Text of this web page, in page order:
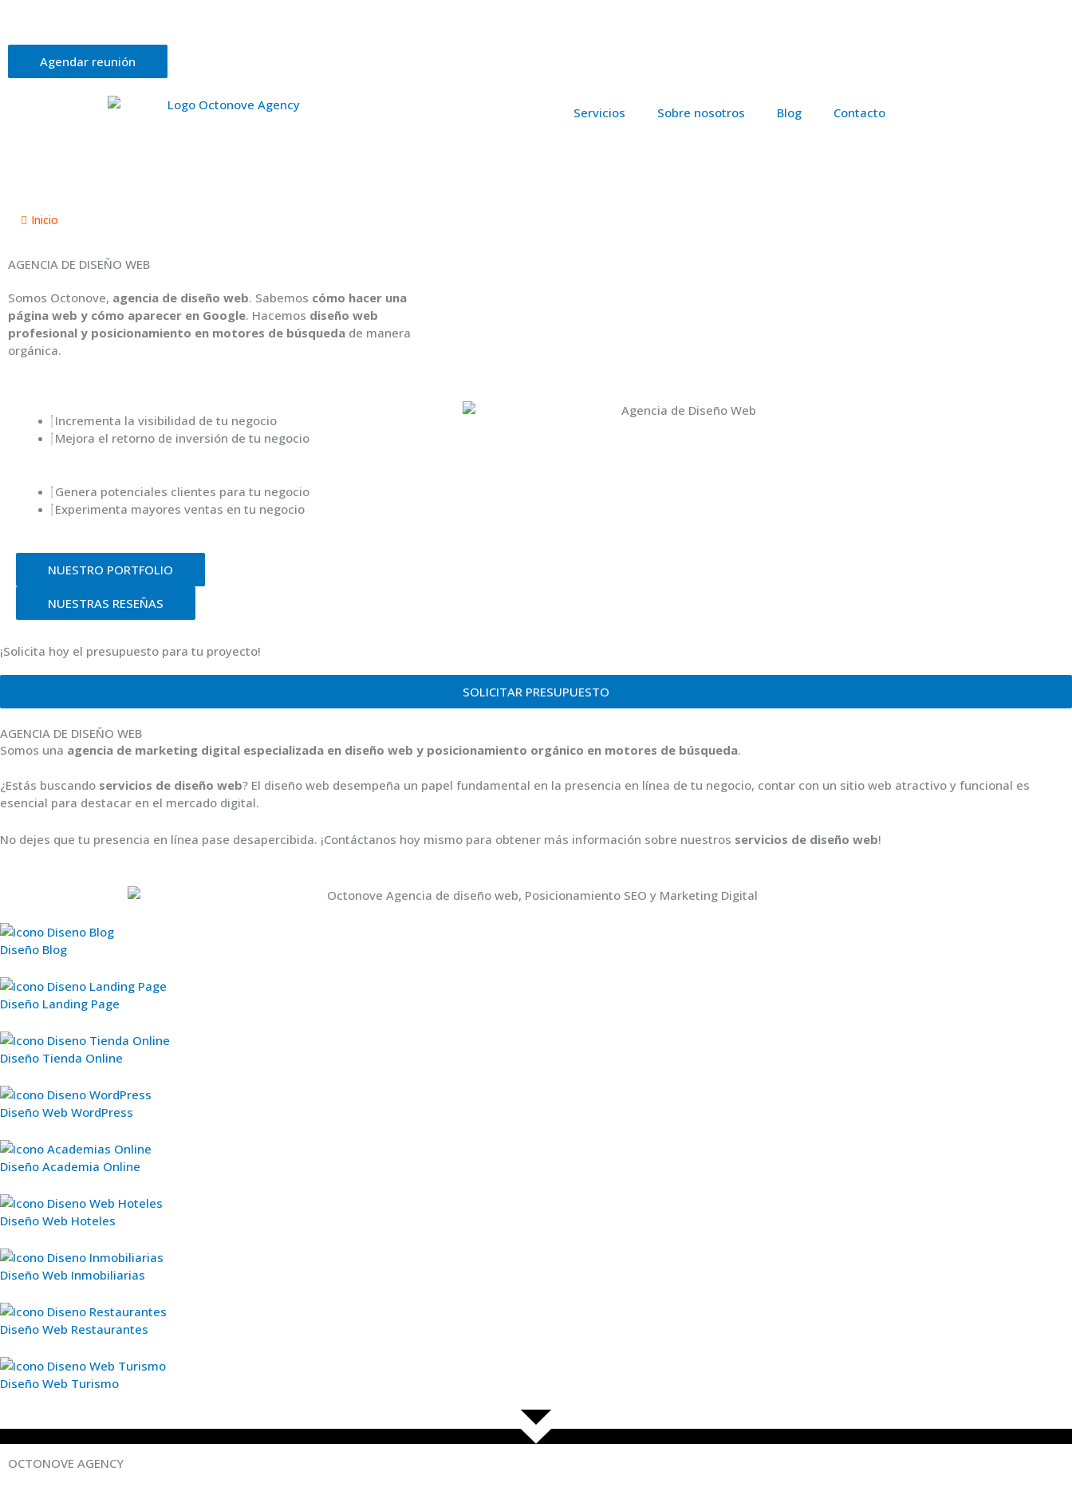
contenido
Agendar reunión
Servicios Sobre nosotros Blog Contacto
Inicio
AGENCIA DE DISEÑO WEB
Somos Octonove, agencia de diseño web. Sabemos cómo hacer una
página web y cómo aparecer en Google. Hacemos diseño web
profesional y posicionamiento en motores de búsqueda de manera
orgánica.
Incrementa la visibilidad de tu negocio
Mejora el retorno de inversión de tu negocio
Genera potenciales clientes para tu negocio
Experimenta mayores ventas en tu negocio
NUESTRO PORTFOLIO
NUESTRAS RESEÑAS
¡Solicita hoy el presupuesto para tu proyecto!
SOLICITAR PRESUPUESTO
AGENCIA DE DISEÑO WEB
Somos una agencia de marketing digital especializada en diseño web y posicionamiento orgánico en motores de búsqueda.
¿Estás buscando servicios de diseño web? El diseño web desempeña un papel fundamental en la presencia en línea de tu negocio, contar con un sitio web atractivo y funcional es
esencial para destacar en el mercado digital.
No dejes que tu presencia en línea pase desapercibida. ¡Contáctanos hoy mismo para obtener más información sobre nuestros servicios de diseño web!
Diseño Blog
Diseño Landing Page
Diseño Tienda Online
Diseño Web WordPress
Diseño Academia Online
Diseño Web Hoteles
Diseño Web Inmobiliarias
Diseño Web Restaurantes
Diseño Web Turismo
OCTONOVE AGENCY